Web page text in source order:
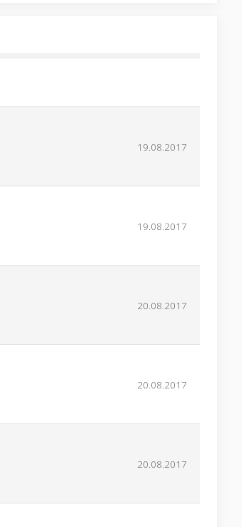
19.08.2017
19.08.2017
20.08.2017
20.08.2017
20.08.2017